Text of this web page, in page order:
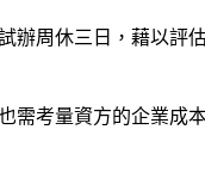
辦周休三日，藉以評
需考量資方的企業成